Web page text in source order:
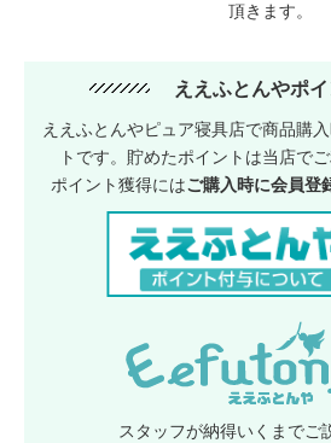
頂きます。
ええふとんやポイ
ええふとんやピュア寝具店で商品購
トです。貯めたポイントは当店で
ポイント獲得にはご購入時に会員登
スタッフが納得いくまでご